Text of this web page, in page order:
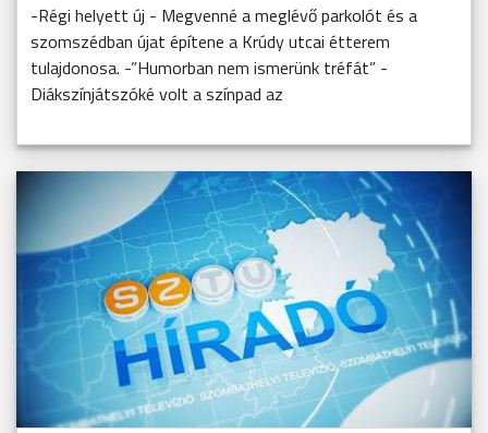
-Régi helyett új - Megvenné a meglévő parkolót és a
szomszédban újat építene a Krúdy utcai étterem
tulajdonosa. -”Humorban nem ismerünk tréfát” -
Diákszínjátszóké volt a színpad az